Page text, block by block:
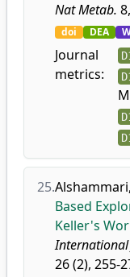
Nat Metab.
doi DEA
Journal
metrics:
25.
Based
Keller's
International
26 (2), 255-